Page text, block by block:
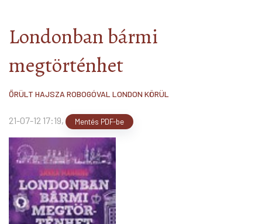
Londonban bármi
megtörténhet
ŐRÜLT HAJSZA ROBOGÓVAL LONDON KÖRÜL
21-07-12 17:19, Mentés PDF-be